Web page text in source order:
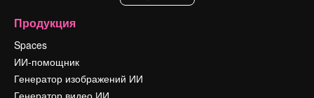
Продукция
Spaces
ИИ-помощник
Генератор изображений ИИ